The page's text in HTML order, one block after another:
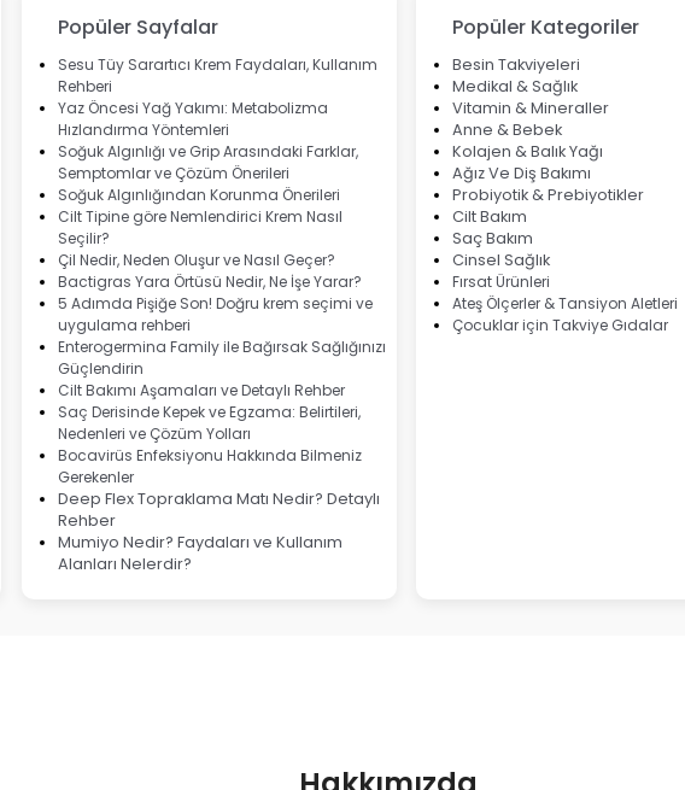
Popüler Sayfalar
Sesu Tüy Sarartıcı Krem Faydaları, Kullanım
Rehberi
Yaz Öncesi Yağ Yakımı: Metabolizma
Hızlandırma Yöntemleri
Soğuk Algınlığı ve Grip Arasındaki Farklar,
Semptomlar ve Çözüm Önerileri
Soğuk Algınlığından Korunma Önerileri
Cilt Tipine göre Nemlendirici Krem Nasıl
Seçilir?
Çil Nedir, Neden Oluşur ve Nasıl Geçer?
Bactigras Yara Örtüsü Nedir, Ne İşe Yarar?
5 Adımda Pişiğe Son! Doğru krem seçimi ve
uygulama rehberi
Enterogermina Family ile Bağırsak Sağlığınızı
Güçlendirin
Cilt Bakımı Aşamaları ve Detaylı Rehber
Saç Derisinde Kepek ve Egzama: Belirtileri,
Nedenleri ve Çözüm Yolları
Bocavirüs Enfeksiyonu Hakkında Bilmeniz
Gerekenler
Deep Flex Topraklama Matı Nedir? Detaylı
Rehber
Mumiyo Nedir? Faydaları ve Kullanım
Alanları Nelerdir?
Popüler Kategoriler
Besin Takviyeleri
Medikal & Sağlık
Vitamin & Mineraller
Anne & Bebek
Kolajen & Balık Yağı
Ağız Ve Diş Bakımı
Probiyotik & Prebiyotikler
Cilt Bakım
Saç Bakım
Cinsel Sağlık
Fırsat Ürünleri
Ateş Ölçerler & Tansiyon Aletleri
Çocuklar için Takviye Gıdalar